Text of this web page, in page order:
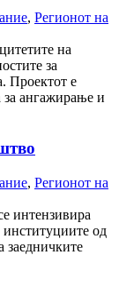
, Регионот на
на
за
Проектот е
за ангажирање и
, Регионот на
интензивира
институциите од
заедничките